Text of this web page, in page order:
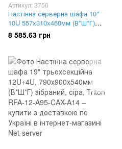
Артикул: 3750
Настінна серверна шафа 10"
10U 557x310x460мм (В*Ш*Г)
зібраний, сіра, Triton RKA-10-
AS5-CAX-C1
8 585.63 грн